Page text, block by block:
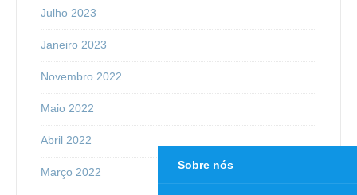
Julho 2023
Janeiro 2023
Novembro 2022
Maio 2022
Abril 2022
Março 2022
Sobre nós